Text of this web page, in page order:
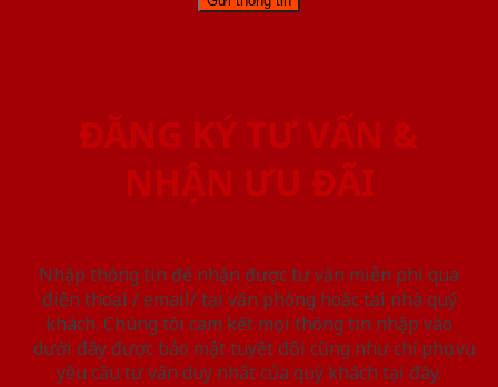
ĐĂNG KÝ TƯ VẤN &
NHẬN ƯU ĐÃI
Nhập thông tin để nhận được tư vấn miễn phí qua
điện thoại / email/ tại văn phòng hoặc tại nhà quý
khách. Chúng tôi cam kết mọi thông tin nhập vào
dưới đây được bảo mật tuyệt đối cũng như chỉ phục vụ
yêu cầu tư vấn duy nhất của quý khách tại đây.